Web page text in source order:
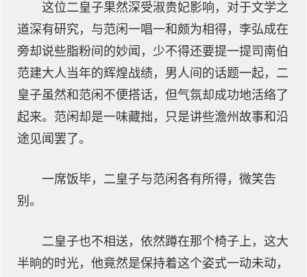
这位二皇子果然深受淑贵妃影响，对于文学之
道深有研究，与范闲一唱一和颇为相得，李弘成在
旁却说些脂粉间的妙闻，少不得还要提一提司南伯
范建大人当年的辉煌战绩，男人间的话题一起，二
皇子虽然和范闲不便搭话，但气氛却成功地活络了
起来。范闲却是一味藏拙，只是讲些澹州故事和沿
途见闻罢了。
一席饭毕，二皇子与范闲各有所得，微笑告
别。
二皇子也不相送，依然蹲在那个椅子上，这大
半晌的时光，他竟然是保持着这个姿式一动未动，